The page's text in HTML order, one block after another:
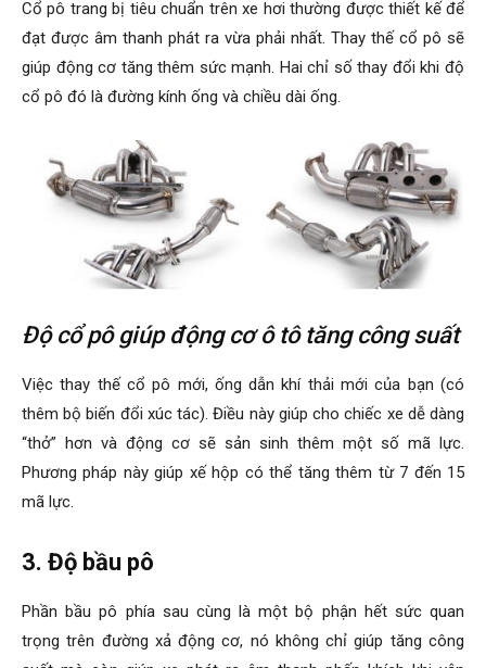
từ 7 đến 12 mã lực.
2. Độ cổ pô
Cổ pô trang bị tiêu chuẩn trên xe hơi thường được thiết kế để
đạt được âm thanh phát ra vừa phải nhất. Thay thế cổ pô sẽ
giúp động cơ tăng thêm sức mạnh. Hai chỉ số thay đổi khi độ
cổ pô đó là đường kính ống và chiều dài ống.
Độ cổ pô giúp động cơ ô tô tăng công suất
thêm bộ biến đổi xúc tác). Điều này giúp cho chiếc xe dễ dàng
“thở” hơn và động cơ sẽ sản sinh thêm một số mã lực.
Phương pháp này giúp xế hộp có thể tăng thêm từ 7 đến 15
mã lực.